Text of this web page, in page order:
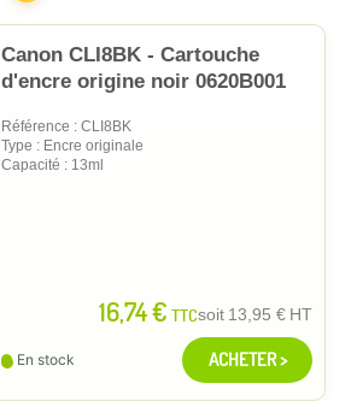
Canon CLI8BK - Cartouche
d'encre origine noir 0620B001
Référence : CLI8BK
Type : Encre originale
Capacité : 13ml
16,74 € TTCsoit 13,95 € HT
En stock ACHETER >